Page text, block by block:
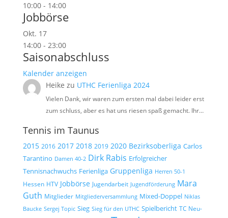
10:00- 14:00
Jobbörse
Okt. 17
14:00- 23:00
Saisonabschluss
Kalender anzeigen
Heike zu UTHC Ferienliga 2024
Vielen Dank, wir waren zum ersten mal dabei leider erst
zum schluss, aber es hat uns riesen spaß gemacht. Ihr…
Tennis im Taunus
2015 2016 2017 2018 2019 2020 Bezirksoberliga Carlos
Tarantino Damen 40-2 Dirk Rabis Erfolgreicher
Tennisnachwuchs Ferienliga Gruppenliga Herren 50-1
Hessen HTV Jobbörse Jugendarbeit Jugendförderung Mara
Guth Mitglieder Mitgliederversammlung Mixed-Doppel Niklas
Baucke Sergej Topic Sieg Sieg für den UTHC Spielbericht TC Neu-